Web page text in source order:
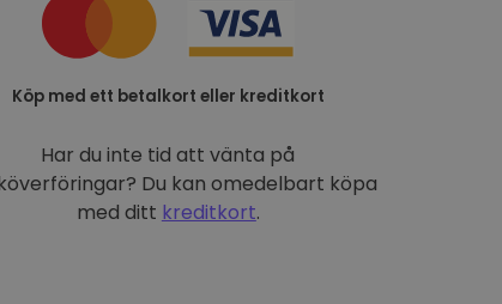
Köp med ett betalkort eller kreditkort
Har du inte tid att vänta på
Du kan omedelbart köpa
med ditt kreditkort.